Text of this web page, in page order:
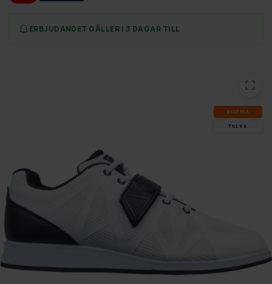
ERBJUDANDET GÄLLER I 3 DAGAR TILL
SLUT­REA
TILL 9.8.